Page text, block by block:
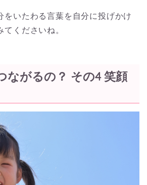
をいたわる言葉を自分に投げかけ
くださいね。
ながるの？ その4 笑顔